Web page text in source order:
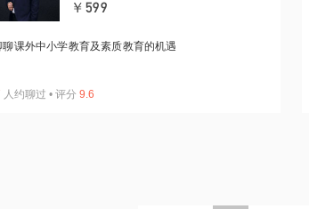
￥599
聊课外中小学教育及素质教育的机遇
人约聊过 • 评分 9.6